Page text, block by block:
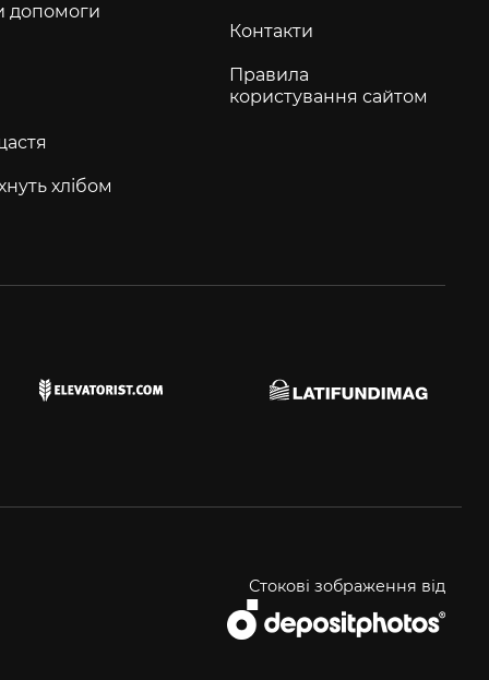
допомоги
хлібом
Контакти
Правила
користування сайтом
Стокові зображення від